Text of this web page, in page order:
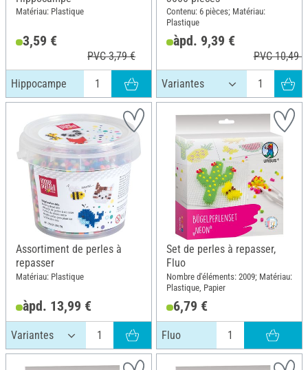
Matériau: Plastique
3,59 €
PVC 3,79 €
Hippocampe
Contenu: 6 pièces; Matériau:
Plastique
àpd. 9,39 €
PVC 10,49 €
Assortiment de perles à
repasser
Matériau: Plastique
àpd. 13,99 €
Set de perles à repasser,
Fluo
Nombre d'éléments: 2009; Matériau:
Plastique, Papier
6,79 €
Fluo